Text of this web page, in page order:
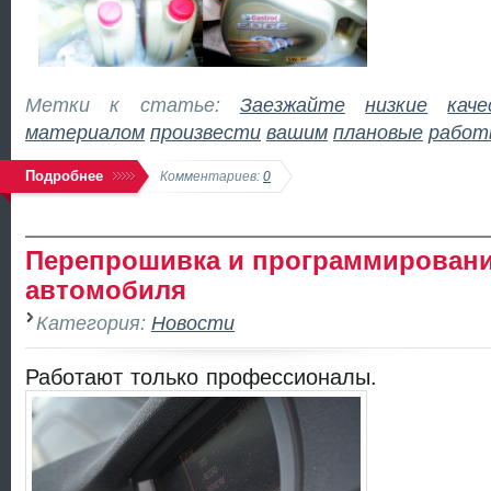
Метки к статье: Заезжайте низкие
материалом произвести вашим плановые
Подробнее Комментариев: 0
Перепрошивка и
автомобиля
Категория: Новости
Работают только профессионалы.